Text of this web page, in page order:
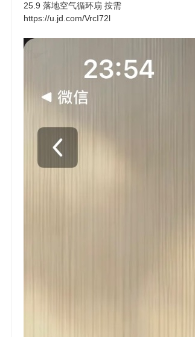
25.9 落地空气循环扇 按需
https://u.jd.com/VrcI72l